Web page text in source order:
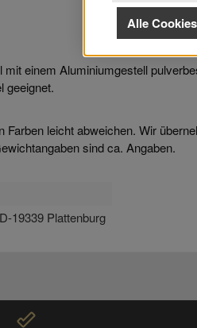
mit einem Aluminiumgestell
geeignet.
leicht abweichen. Wir
sind ca. Angaben.
19339 Plattenburg
Alle